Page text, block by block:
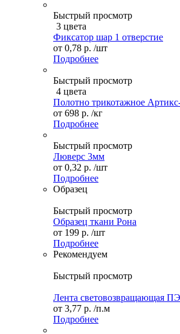
Быстрый просмотр
3 цвета
Фиксатор шар 1 отверстие
от 0,78 р. /шт
Подробнее
Быстрый просмотр
4 цвета
Полотно трикотажное
от 698 р. /кг
Подробнее
Быстрый просмотр
Люверс 3мм
от 0,32 р. /шт
Подробнее
Образец
Быстрый просмотр
Образец ткани Рона
от 199 р. /шт
Подробнее
Рекомендуем
Быстрый просмотр
Лента световозвращающая
от 3,77 р. /п.м
Подробнее